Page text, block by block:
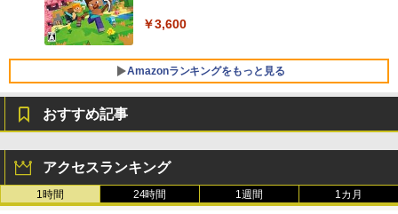
FMV ノートパソコン WE1-K3 (MS 365 P
VWK3E15W_AZ
￥139,880
￥3,600
Amazonランキングをもっと見る
￥1,766
ない、大きな画面で読みやすい、6週間持
続バッテリー、6インチディスプレイ電子
書籍リーダー、マッチャ、16GB、広告な
し
おすすめ記事
アクセスランキング
1時間 24時間 1週間 1カ月